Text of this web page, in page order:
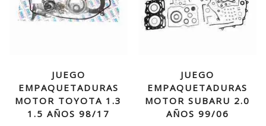
JUEGO
EMPAQUETADURAS
MOTOR TOYOTA 1.3
1.5 AÑOS 98/17
JUEGO
EMPAQUETADURAS
MOTOR SUBARU 2.0
AÑOS 99/06